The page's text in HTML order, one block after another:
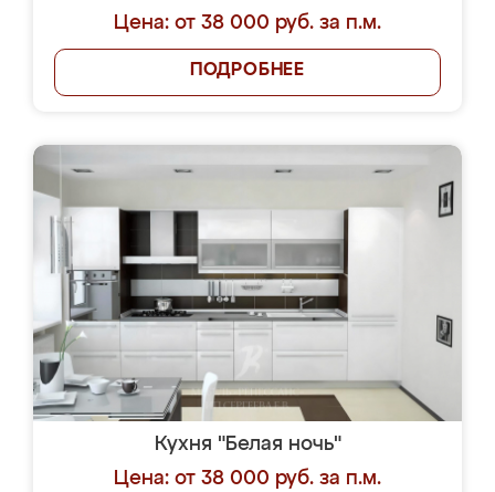
Цена: от 38 000 руб. за п.м.
ПОДРОБНЕЕ
Кухня "Белая ночь"
Цена: от 38 000 руб. за п.м.